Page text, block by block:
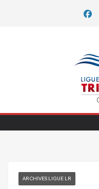
ARCHIVES LIGUE LR